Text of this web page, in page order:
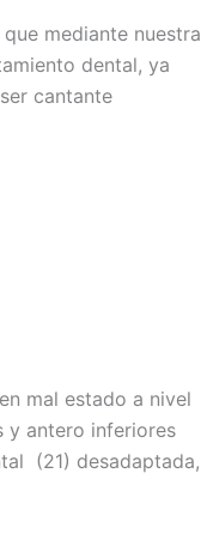
mediante nuestra
dental, ya
cantante
mal estado a nivel
y antero inferiores
(21) desadaptada,